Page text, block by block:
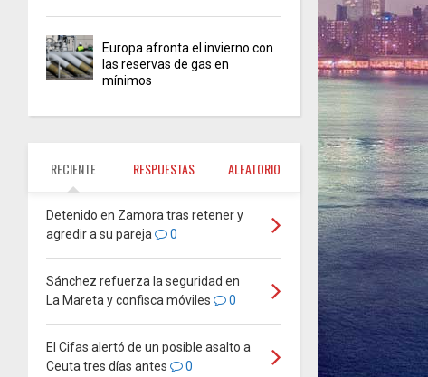
Europa afronta el invierno con
las reservas de gas en
mínimos
RECIENTE RESPUESTAS ALEATORIO
Detenido en Zamora tras retener y
agredir a su pareja
0
Sánchez refuerza la seguridad en
La Mareta y confisca móviles
0
El Cifas alertó de un posible asalto a
Ceuta tres días antes
0